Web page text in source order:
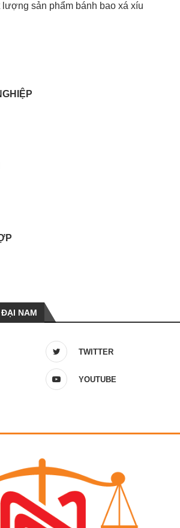
sản phẩm bánh bao xá xíu
NAM
TWITTER
YOUTUBE